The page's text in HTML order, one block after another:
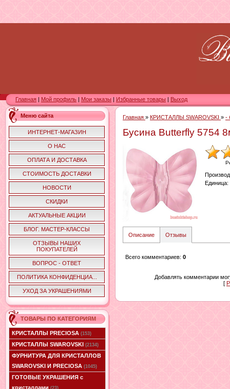
Главная Мой профиль Мои заказы Избранные товары Выход
Меню сайта
ИНТЕРНЕТ-МАГАЗИН
О НАС
ОПЛАТА И ДОСТАВКА
СТОИМОСТЬ ДОСТАВКИ
НОВОСТИ
СКИДКИ
АКТУАЛЬНЫЕ АКЦИИ
БЛОГ. МАСТЕР-КЛАССЫ
ОТЗЫВЫ НАШИХ
ПОКУПАТЕЛЕЙ
ВОПРОС - ОТВЕТ
ПОЛИТИКА КОНФИДЕНЦИА...
УХОД ЗА УКРАШЕНИЯМИ
ТОВАРЫ ПО КАТЕГОРИЯМ
КРИСТАЛЛЫ PRECIOSA (153)
КРИСТАЛЛЫ SWAROVSKI (2134)
ФУРНИТУРА ДЛЯ КРИСТАЛЛОВ
SWAROVSKI И PRECIOSA (1045)
ГОТОВЫЕ УКРАШЕНИЯ с
кристаллами
Главная » КРИСТАЛЛЫ SWAROVSKI » -
Бусина Butterfly 5754
Единица:
Описание Отзывы
Всего комментариев: 0
Добавлять комментарии
[